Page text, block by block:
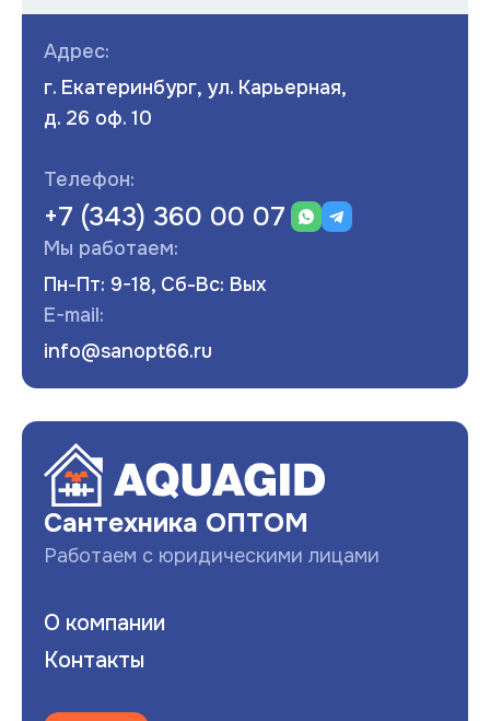
Адрес:
г. Екатеринбург, ул. Карьерная,
д. 26 оф. 10
Телефон:
+7 (343) 360 00 07
Мы работаем:
Пн-Пт: 9-18, Сб-Вс: Вых
E-mail:
info@sanopt66.ru
Сантехника ОПТОМ
Работаем с юридическими лицами
О компании
Контакты